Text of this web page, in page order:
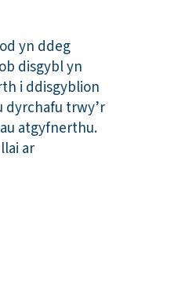
yn ddeg
disgybl yn
i ddisgyblion
dyrchafu trwy’r
atgyfnerthu.
ar